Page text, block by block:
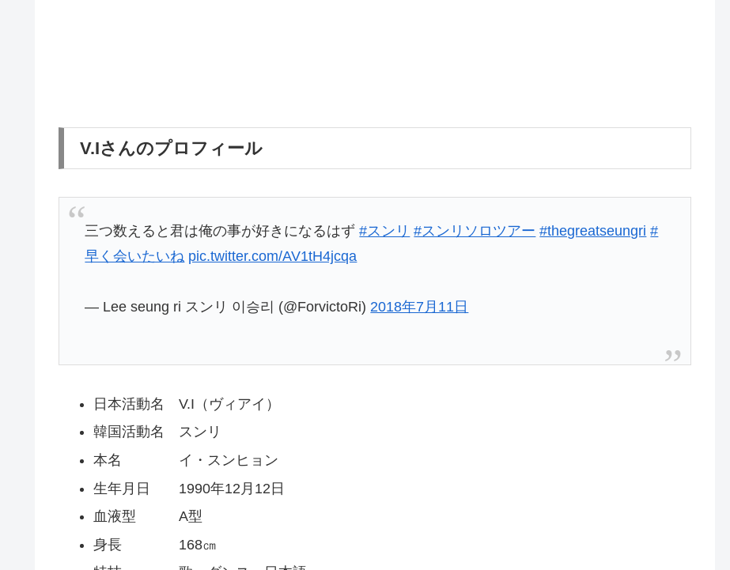
V.Iさんのプロフィール
三つ数えると君は俺の事が好きになるはず#スンリ #スンリソロツアー #thegreatseungri #
早く会いたいね pic.twitter.com/AV1tH4jcqa
— Lee seung ri スンリ 이승리 (@ForvictoRi) 2018年7月11日
日本活動名 V.I（ヴィアイ）
韓国活動名 スンリ
本名 イ・スンヒョン
生年月日 1990年12月12日
血液型 A型
身長 168㎝